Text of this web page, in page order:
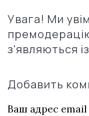
Увага! Ми
з'являються
Добавить
Ваш адрес email